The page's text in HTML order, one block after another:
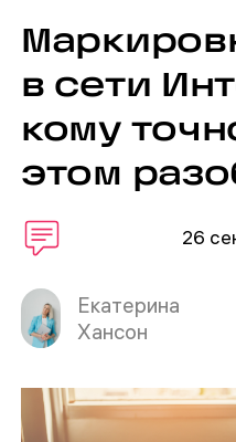
в сети
кому
этом
Хансон
Екатерина
26